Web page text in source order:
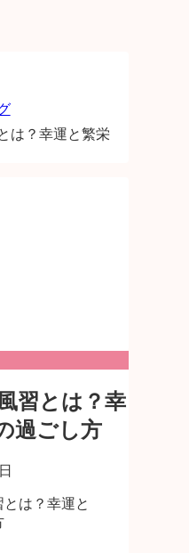
は？幸運と繁栄
習とは？幸
過ごし方